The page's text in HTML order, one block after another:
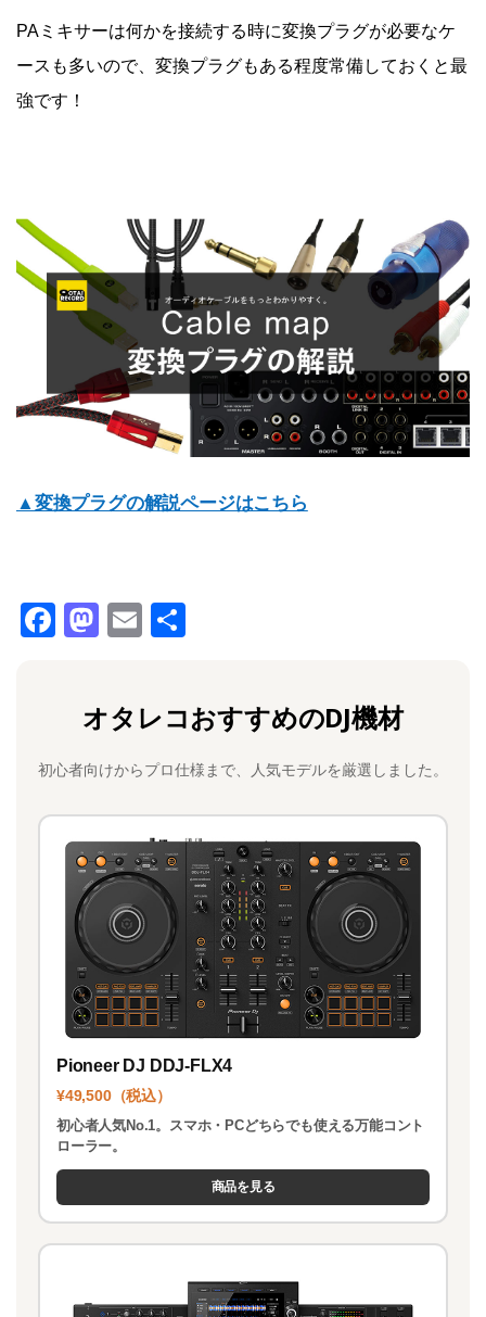
PAミキサーは何かを接続する時に変換プラグが必要なケ
ースも多いので、変換プラグもある程度常備しておくと最
強です！
▲変換プラグの解説ページはこちら
F
b
o
o
k
M
o
d
o
n
E
l
オタレコおすすめのDJ機材
初心者向けからプロ仕様まで、人気モデルを厳選しました。
Pioneer DJ DDJ-FLX4
¥49,500（税込）
初心者人気No.1。スマホ・PCどちらでも使える万能コント
ローラー。
商品を見る